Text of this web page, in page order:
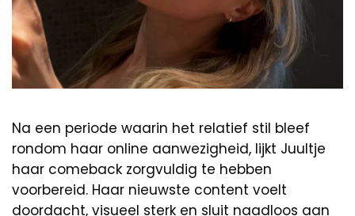
Na een periode waarin het relatief stil bleef
rondom haar online aanwezigheid, lijkt Juultje
haar comeback zorgvuldig te hebben
voorbereid. Haar nieuwste content voelt
doordacht, visueel sterk en sluit naadloos aan